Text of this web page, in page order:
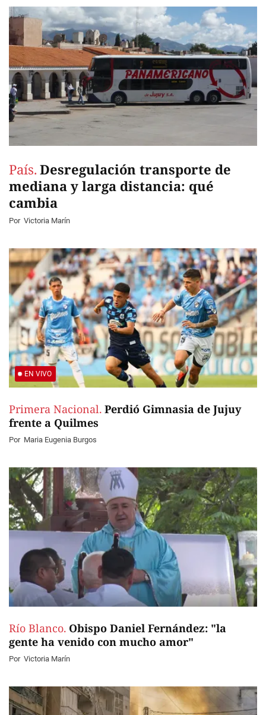
País. Desregulación transporte de
mediana y larga distancia: qué
cambia
Por Victoria Marín
EN VIVO
Primera Nacional. Perdió Gimnasia de Jujuy
frente a Quilmes
Por Maria Eugenia Burgos
Río Blanco. Obispo Daniel Fernández: "la
gente ha venido con mucho amor"
Por Victoria Marín